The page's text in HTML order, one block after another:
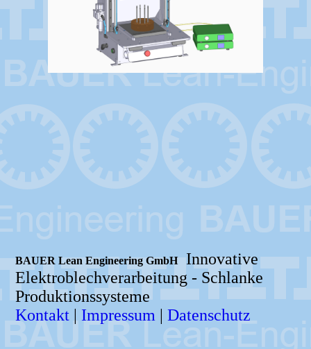
BAUER Lean Engineering GmbHInnovative
Elektroblechverarbeitung - Schlanke
Produktionssysteme
Kontakt
Impressum |Datenschutz